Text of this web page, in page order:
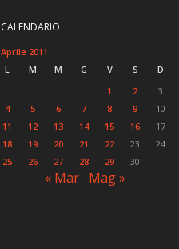
CALENDARIO
Aprile 2011
L
M M G V S
D
1
2
3
4
5 6 7 8 9
10
11
12 13 14 15 16
17
18
19 20 21 22 23
24
25
26 27 28 29 30
« Mar Mag »